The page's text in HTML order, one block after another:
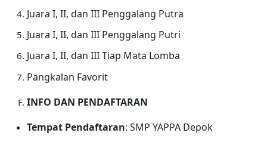
Juara I, II, dan III Penggalang Putra
Juara I, II, dan III Penggalang Putri
Juara I, II, dan IIITiap Mata Lomba
Pangkalan Favorit
INFO DAN PENDAFTARAN
Tempat Pendaftaran: SMP YAPPA Depok